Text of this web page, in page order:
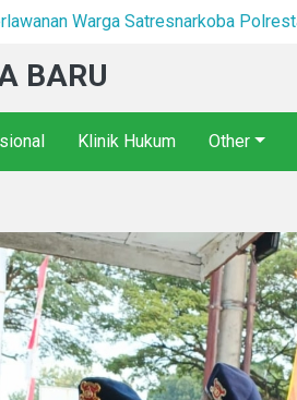
BARU
Klinik Hukum Other